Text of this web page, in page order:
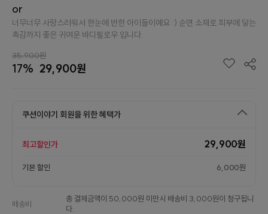
or
너무너무 사랑스러워서 한눈에 반한 아이들이예요 :) 순면 소재로 피부에 닿는
촉감까지 좋은 귀여운 바디필로우 입니다.
35,900원
17% 29,900원
쿠션이야기 회원을 위한 혜택가
최고할인가 29,900원
기본 할인 6,000원
배송비
총 결제금액이 50,000원 미만시 배송비 3,000원이 청구됩니
다.